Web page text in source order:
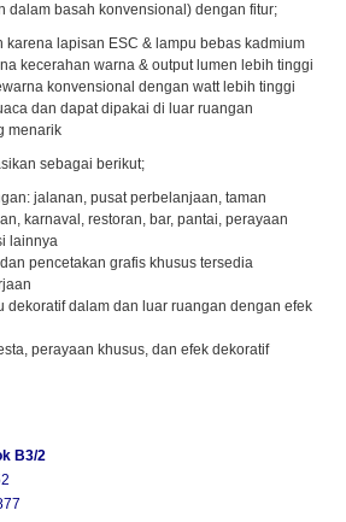
dalam basah konvensional) dengan fitur;
karena lapisan ESC & lampu bebas kadmium
kecerahan warna & output lumen lebih tinggi
konvensional dengan watt lebih tinggi
dan dapat dipakai di luar ruangan
menarik
sebagai berikut;
jalanan, pusat perbelanjaan, taman
karnaval, restoran, bar, pantai, perayaan
lainnya
pencetakan grafis khusus tersedia
dekoratif dalam dan luar ruangan dengan efek
perayaan khusus, dan efek dekoratif
B3/2